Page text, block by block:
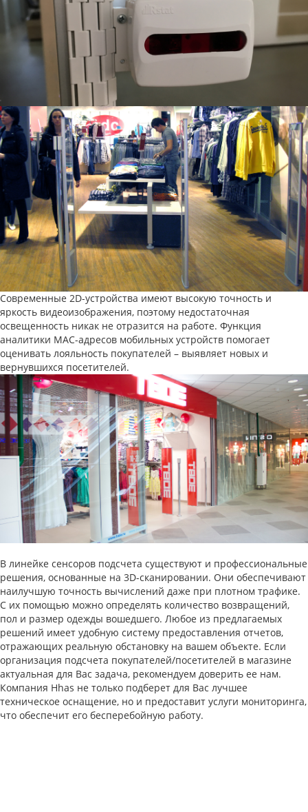
Современные 2D-устройства имеют высокую точность и
яркость видеоизображения, поэтому недостаточная
освещенность никак не отразится на работе. Функция
аналитики MAC-адресов мобильных устройств помогает
оценивать лояльность покупателей – выявляет новых и
вернувшихся посетителей.
В линейке сенсоров подсчета существуют и профессиональные
решения, основанные на 3D-сканировании. Они обеспечивают
наилучшую точность вычислений даже при плотном трафике.
С их помощью можно определять количество возвращений,
пол и размер одежды вошедшего. Любое из предлагаемых
решений имеет удобную систему предоставления отчетов,
отражающих реальную обстановку на вашем объекте. Если
организация подсчета покупателей/посетителей в магазине
актуальная для Вас задача, рекомендуем доверить ее нам.
Компания Hhas не только подберет для Вас лучшее
техническое оснащение, но и предоставит услуги мониторинга,
что обеспечит его бесперебойную работу.